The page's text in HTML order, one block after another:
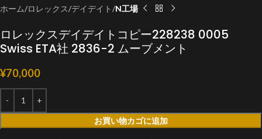
ホーム ロレックス デイデイト N工場
ロレックスデイデイトコピー228238 0005
Swiss ETA社 2836-2 ムーブメント
¥70,000
お買い物カゴに追加